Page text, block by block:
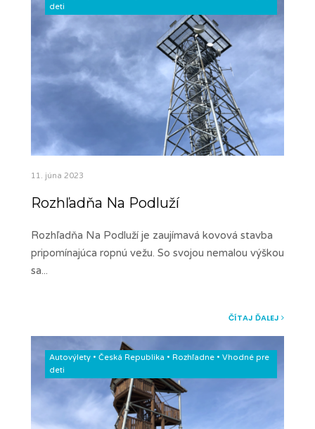
deti
11. júna 2023
Rozhľadňa Na Podluží
Rozhľadňa Na Podluží je zaujímavá kovová stavba
pripomínajúca ropnú vežu. So svojou nemalou výškou
sa...
ČÍTAJ ĎALEJ
Autovýlety • Česká Republika • Rozhľadne • Vhodné pre
deti